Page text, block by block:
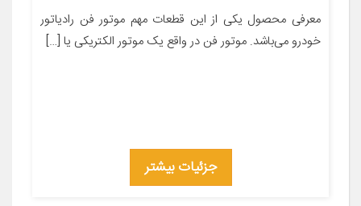
معرفی محصول یکی از این قطعات مهم موتور فن رادیاتور
خودرو می‌باشد. موتور فن در واقع یک موتور الکتریکی یا […]
جزئیات بیشتر